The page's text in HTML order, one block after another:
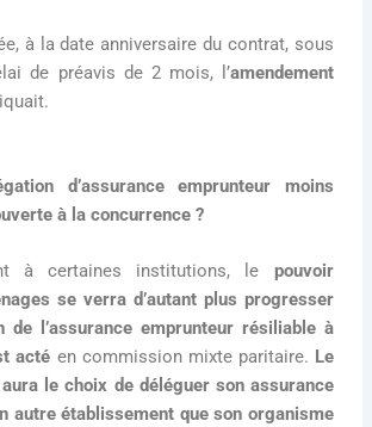
à la date anniversaire du contrat, sous
de préavis de 2 mois, l’amendement
d’assurance emprunteur moins
à la concurrence ?
à certaines institutions, le pouvoir
se verra d’autant plus progresser
de l’assurance emprunteur résiliable à
acté en commission mixte paritaire. Le
le choix de déléguer son assurance
autre établissement que son organisme